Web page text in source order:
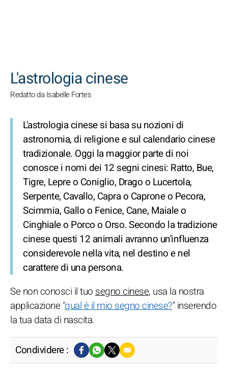
L'astrologia cinese
Redatto da Isabelle Fortes
L'astrologia cinese si basa su nozioni di
astronomia, di religione e sul calendario cinese
tradizionale. Oggi la maggior parte di noi
conosce i nomi dei 12 segni cinesi: Ratto, Bue,
Tigre, Lepre o Coniglio, Drago o Lucertola,
Serpente, Cavallo, Capra o Caprone o Pecora,
Scimmia, Gallo o Fenice, Cane, Maiale o
Cinghiale o Porco o Orso. Secondo la tradizione
cinese questi 12 animali avranno un'influenza
considerevole nella vita, nel destino e nel
carattere di una persona.
Se non conosci il tuosegno cinese, usa la nostra
applicazione "qual è il mio segno cinese?" inserendo
la tua data di nascita.
Condividere :